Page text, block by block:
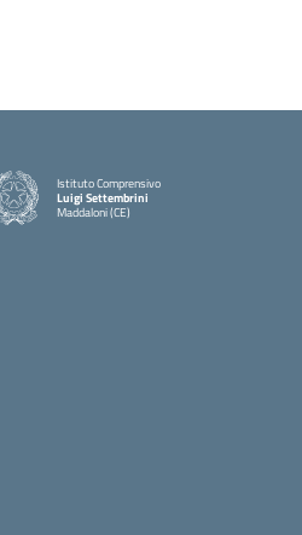
Istituto Comprensivo
Luigi Settembrini
Maddaloni (CE)